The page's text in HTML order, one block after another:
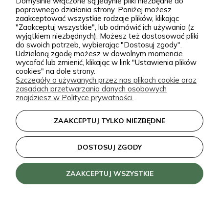
bardziej unikatowe krzewy ozdobne, drzewa, byliny
oraz sadzonki do ogrodu. Każda roślina jest przez
nas pielęgnowana, nawożona, przycinana i
przygotowywana tak, aby mogła trafić do Twojego
ogrodu w jak najlepszej kondycji. W Zielonej Parze
stawiamy przede wszystkim na jakość sadzonek.
Wiemy, że dobrze ukorzeniona, zdrowa roślina to
podstawa udanego ogrodu, dlatego nie traktujemy
sprzedaży roślin jak zwykłej wysyłki produktu.
Nasze sadzonki są starannie prowadzone i
zabezpieczane przed transportem, dzięki czemu
klienci doceniają je za wygląd, kondycję oraz dobre
przyjęcie po posadzeniu. Pozytywne opinie o
Kategorie
Informacje
zielonapara.pl © 2026
Made with
by
poprawnego działania strony. Poniżej możesz
zaakceptować wszystkie rodzaje plików, klikając
"Zaakceptuj wszystkie", lub odmówić ich używania (z
wyjątkiem niezbędnych). Możesz też dostosować pliki
do swoich potrzeb, wybierając "Dostosuj zgody".
Udzieloną zgodę możesz w dowolnym momencie
wycofać lub zmienić, klikając w link "Ustawienia plików
cookies" na dole strony.
Szczegóły o używanych przez nas plikach cookie oraz
zasadach przetwarzania danych osobowych
znajdziesz w Polityce prywatności.
ZAAKCEPTUJ TYLKO NIEZBĘDNE
DOSTOSUJ ZGODY
ZAAKCEPTUJ WSZYSTKIE